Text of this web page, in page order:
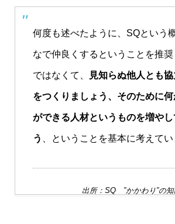
何度も述べたように、SQという
なで仲良くするということを推
ではなくて、 見知らぬ他人とも
をつくりましょう、そのために
ができる人材というものを増やし
う 、ということを基本に考えてい
出所：SQ ”かかわり”の